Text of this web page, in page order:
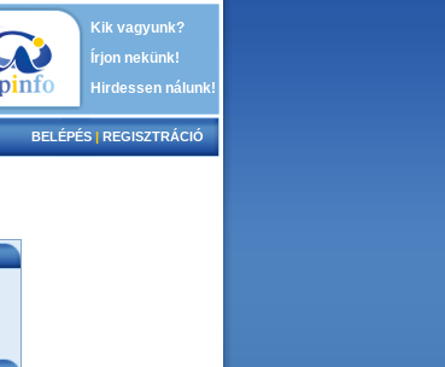
Kik vagyunk?
Írjon nekünk!
Hirdessen nálunk!
BELÉPÉS | REGISZTRÁCIÓ